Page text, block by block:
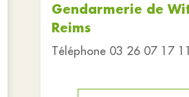
Gendarmerie de
Reims
Téléphone 03 26 07 17 11